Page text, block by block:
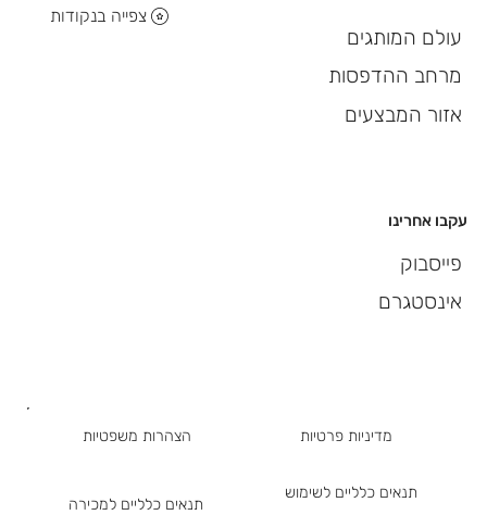
צפייה בנקודות
עקבו אחרינו
פייסבוק
אינסטגרם
עולם המותגים
מרחב ההדפסות
אזור המבצעים
מדיניות פרטיות
תנאים כלליים למכירה
תנאים כלליים לשימוש
הצהרות משפטיות